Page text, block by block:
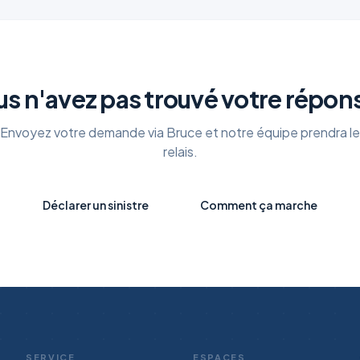
n'avez pas trouvé votre
Envoyez votre demande via Bruce et notre équipe prendra le
relais.
Déclarer un sinistre Comment ça marche
SERVICE ESPACES